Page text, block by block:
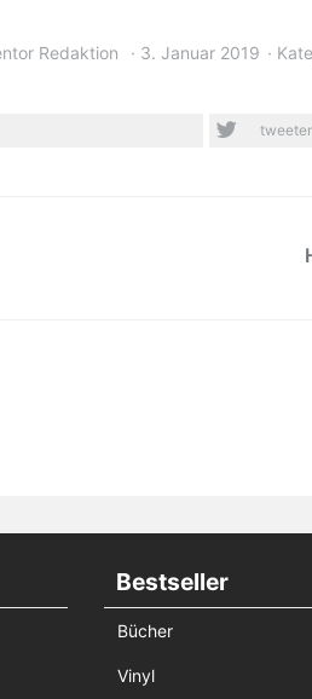
Redaktion 3. Januar 2019
Bestseller
Bücher
Vinyl